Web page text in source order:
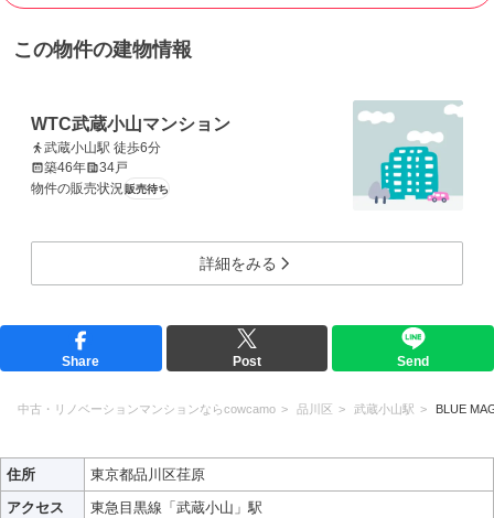
この物件の建物情報
WTC武蔵小山マンション
武蔵小山駅 徒歩6分
築46年
34戸
物件の販売状況販売待ち
詳細をみる
Share Post Send
中古・リノベーションマンションならcowcamo 品川区 武蔵小山駅 BLUE
住所
東京都品川区荏原
アクセス
東急目黒線「武蔵小山」駅